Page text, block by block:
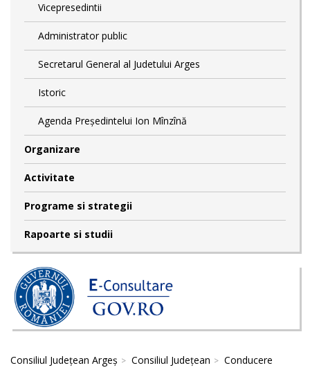
Vicepresedintii
Administrator public
Secretarul General al Judetului Arges
Istoric
Agenda Președintelui Ion Mînzînă
Organizare
Activitate
Programe si strategii
Rapoarte si studii
Consiliul Județean Argeș Consiliul Județean Conducere